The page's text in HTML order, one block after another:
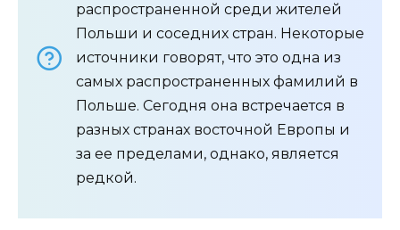
распространенной среди жителей
Польши и соседних стран. Некоторые
источники говорят, что это одна из
самых распространенных фамилий в
Польше. Сегодня она встречается в
разных странах восточной Европы и
за ее пределами, однако, является
редкой.